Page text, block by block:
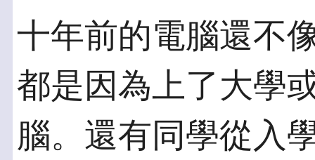
十年前的電腦還不
都是因為上了大學
腦。還有同學從入